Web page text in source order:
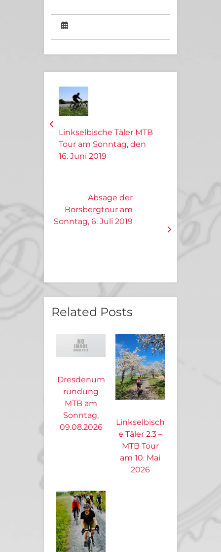
Linkselbische Täler MTB
Tour am Sonntag, den
16. Juni 2019
Absage der
Borsbergtour am
Sonntag, 6. Juli 2019
Related Posts
Dresdenum
rundung
MTB am
Sonntag,
09.08.2026
Linkselbisch
e Täler 2.3 –
MTB Tour
am 10. Mai
2026